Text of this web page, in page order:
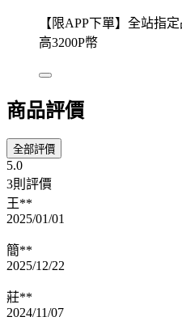
【限APP下單】全站指
高3200P幣
商品評價
全部評價
5.0
3則評價
王**
2025/01/01
簡**
2025/12/22
莊**
2024/11/07